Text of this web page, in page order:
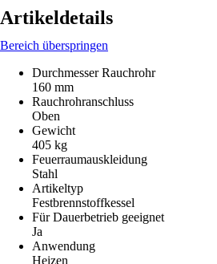
Artikeldetails
Bereich überspringen
Durchmesser Rauchrohr
160 mm
Rauchrohranschluss
Oben
Gewicht
405 kg
Feuerraumauskleidung
Stahl
Artikeltyp
Festbrennstoffkessel
Für Dauerbetrieb geeignet
Ja
Anwendung
Heizen